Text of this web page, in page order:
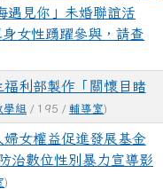
遇見你」未婚聯誼活
女性踴躍參與，請查
福利部製作「關懷目睹
學組 / 195 / 輔導室)
婦女權益促進發展基金
治數位性別暴力宣導影
)